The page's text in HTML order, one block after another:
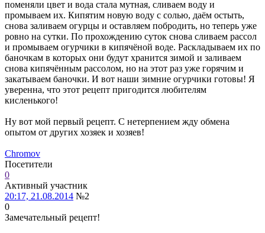
поменяли цвет и вода стала мутная, сливаем воду и
промываем их. Кипятим новую воду с солью, даём остыть,
снова заливаем огурцы и оставляем побродить, но теперь уже
ровно на сутки. По прохождению суток снова сливаем рассол
и промываем огурчики в кипячёной воде. Раскладываем их по
баночкам в которых они будут хранится зимой и заливаем
снова кипячённым рассолом, но на этот раз уже горячим и
закатываем баночки. И вот наши зимние огурчики готовы! Я
уверенна, что этот рецепт пригодится любителям
кисленького!
Ну вот мой первый рецепт. С нетерпением жду обмена
опытом от других хозяек и хозяев!
Chromov
Посетители
0
Активный участник
20:17, 21.08.2014 №2
0
Замечательный рецепт!